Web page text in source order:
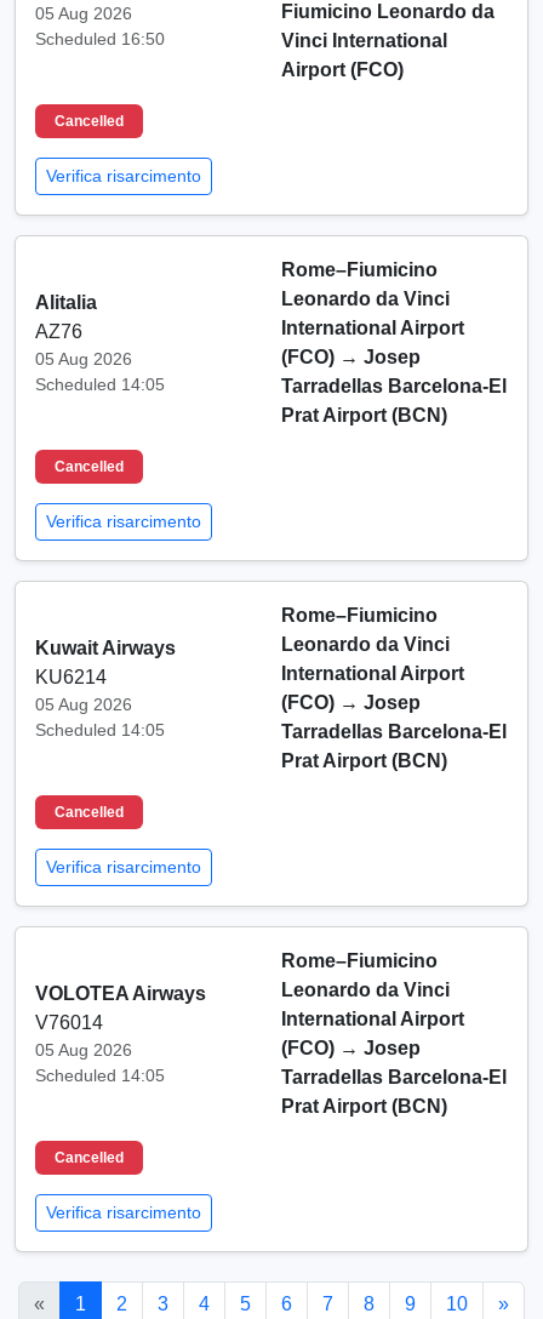
05 Aug 2026
Scheduled 16:50
Fiumicino Leonardo da
Vinci International
Airport (FCO)
Cancelled
Verifica risarcimento
Alitalia
AZ76
05 Aug 2026
Scheduled 14:05
Rome–Fiumicino
Leonardo da Vinci
International Airport
(FCO) → Josep
Tarradellas Barcelona-El
Prat Airport (BCN)
Cancelled
Verifica risarcimento
Kuwait Airways
KU6214
05 Aug 2026
Scheduled 14:05
Rome–Fiumicino
Leonardo da Vinci
International Airport
(FCO) → Josep
Tarradellas Barcelona-El
Prat Airport (BCN)
Cancelled
Verifica risarcimento
VOLOTEA Airways
V76014
05 Aug 2026
Scheduled 14:05
Rome–Fiumicino
Leonardo da Vinci
International Airport
(FCO) → Josep
Tarradellas Barcelona-El
Prat Airport (BCN)
Cancelled
Verifica risarcimento
« 1 2 3 4 5 6 7 8 9 10 »